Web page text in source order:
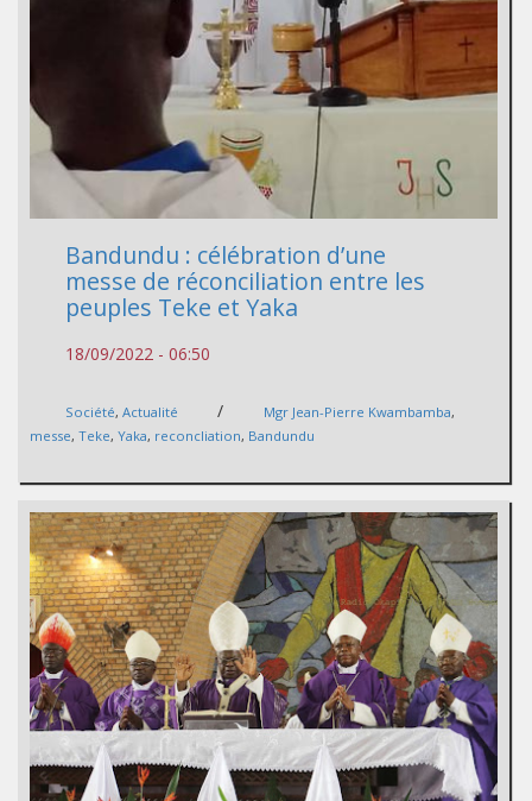
Bandundu : célébration d’une
messe de réconciliation entre les
peuples Teke et Yaka
18/09/2022 - 06:50
Société, Actualité / Mgr Jean-Pierre Kwambamba,
messe, Teke, Yaka, reconcliation, Bandundu